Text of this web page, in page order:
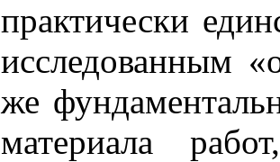
практически
исследованным
же
материала